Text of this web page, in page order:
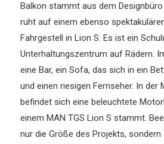
Balkon stammt aus dem Designbüro
ruht auf einem ebenso
Fahrgestell in Lion S. Es ist ein
Unterhaltungszentrum auf Rädern.
eine Bar, ein Sofa, das sich in ein
und einen riesigen Fernseher. In der
befindet sich eine beleuchtete
einem MAN TGS Lion S stammt.
nur die Größe des Projekts, sondern